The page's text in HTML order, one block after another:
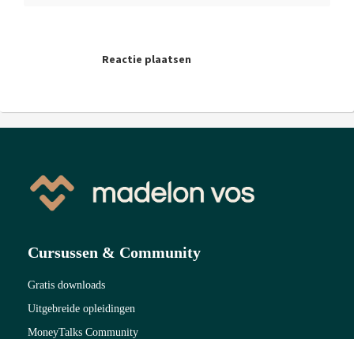
Reactie plaatsen
Cursussen & Community
Gratis downloads
Uitgebreide opleidingen
MoneyTalks Community